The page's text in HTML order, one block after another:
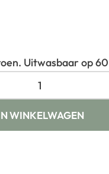
Uitwasbaar op
WINKELWAGEN